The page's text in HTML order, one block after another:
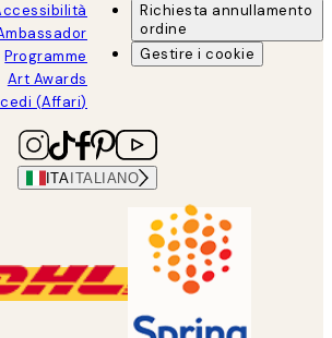
Programme
Art Awards
(Affari)
Richiesta annullamento
ordine
Gestire i cookie
ITA ITALIANO